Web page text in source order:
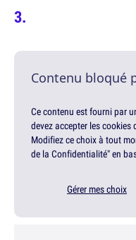
Contenu bloqué
Ce contenu est fourni par
devez accepter les
Modifiez ce choix à tout
de la Confidentialité" en
Gérer mes choix